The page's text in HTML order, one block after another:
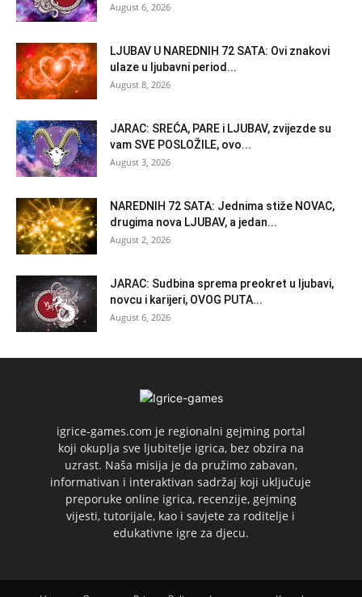
August 6, 2026
LJUBAV U NAREDNIH 72 SATA: Ovi znakovi
ulaze u ljubavni period...
August 8, 2026
JARAC: SREĆA, PARE i LJUBAV, zvijezde su
vam SVE POSLOŽILE, ovo...
August 3, 2026
NAREDNIH 72 SATA: Jednima stiže NOVAC,
drugima nova LJUBAV, a jedan...
August 2, 2026
JARAC: Sudbina sprema preokret u ljubavi,
novcu i karijeri, OVOG PUTA...
August 6, 2026
igrice-games.com je regionalni gejming portal
koji okuplja sve ljubitelje igrica, bez obzira na
uzrast. Naša misija je da pružimo zabavan,
informativan i interaktivan sadržaj koji uključuje
preporuke online igrica, recenzije, gejming
vijesti, tutorijale, kao i savjete za roditelje i
edukativne igre za djecu.